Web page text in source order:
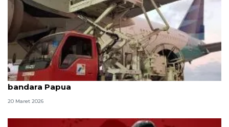
Pertamina beri insentif Avtur 10 persen pada dua
bandara Papua
20 Maret 2026